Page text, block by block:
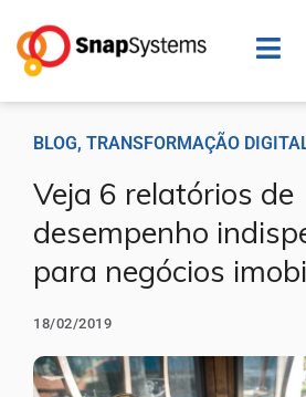
BLOG, TRANSFORMAÇÃO
Veja 6 relatórios de
desempenho
para negócios
18/02/2019